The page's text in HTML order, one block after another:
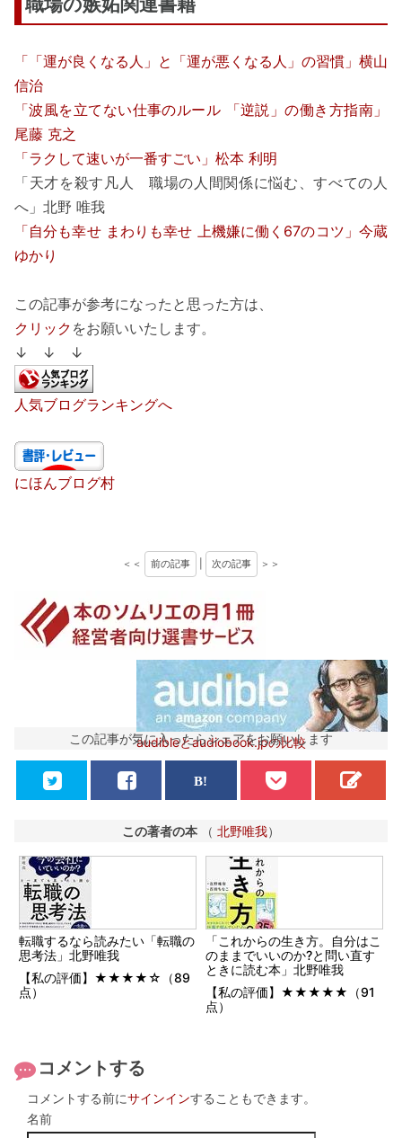
「「運が良くなる人」と「運が悪くなる人」の習慣」横山
信治
「波風を立てない仕事のルール 「逆説」の働き方指南」
尾藤 克之
「ラクして速いが一番すごい」松本 利明
「天才を殺す凡人 職場の人間関係に悩む、すべての人
へ」北野 唯我
「自分も幸せ まわりも幸せ 上機嫌に働く67のコツ」今蔵
ゆかり
この記事が参考になったと思った方は、
クリック をお願いいたします。
↓ ↓ ↓
人気ブログランキングへ
にほんブログ村
＜＜ 前の記事 次の記事 ＞＞
audibleとaudiobook.jpの比較
この記事が気に入ったらシェアをお願いします
この著者の本 （ 北野唯我）
転職するなら読みたい「転職の
思考法」北野唯我
【私の評価】★★★★☆（89
点）
「これからの生き方。自分はこ
のままでいいのか?と問い直す
ときに読む本」北野唯我
【私の評価】★★★★★（91
点）
コメントする
コメントする前にサインインすることもできます。
名前